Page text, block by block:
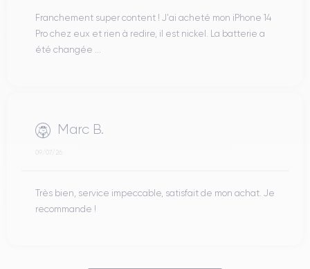
Franchement super content ! J'ai acheté mon iPhone 14
Pro chez eux et rien à redire, il est nickel. La batterie a
été changée ...
Marc B.
09/07/26
Très bien, service impeccable, satisfait de mon achat. Je
recommande !